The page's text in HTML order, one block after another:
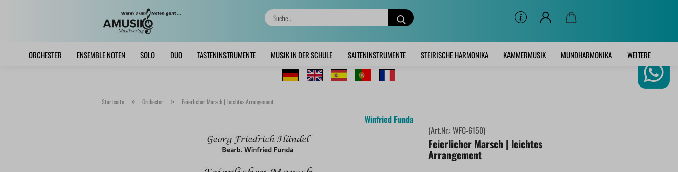
Suche...
ORCHESTER ENSEMBLE NOTEN SOLO DUO TASTENINSTRUMENTE MUSIK IN DER SCHULE SAITENINSTRUMENTE STEIRISCHE HARMONIKA KAMMERMUSIK MUNDHARMONIKA WEITERE
Startseite » Orchester » Feierlicher Marsch | leichtes Arrangement
Winfried Funda
(Art.Nr.:WFC-6150)
Feierlicher Marsch | leichtes
Arrangement